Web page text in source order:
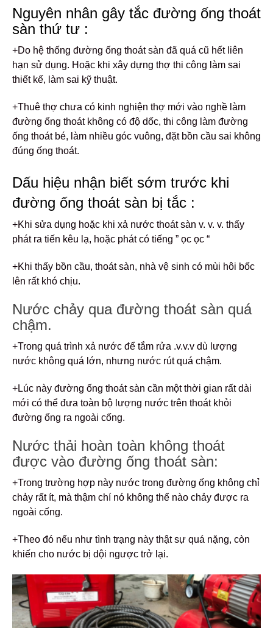
Nguyên nhân gây tắc đường ống thoát
sàn thứ tư :
+Do hệ thống đường ống thoát sàn đã quá cũ hết liên
hạn sử dụng. Hoặc khi xây dựng thợ thi công làm sai
thiết kế, làm sai kỹ thuật.
+Thuê thợ chưa có kinh nghiện thợ mới vào nghề làm
đường ống thoát không có độ dốc, thi công làm đường
ống thoát bé, làm nhiều góc vuông, đặt bồn cầu sai không
đúng ống thoát.
Dấu hiệu nhận biết sớm trước khi
đường ống thoát sàn bị tắc :
+Khi sửa dụng hoặc khi xả nước thoát sàn v. v. v. thấy
phát ra tiến kêu lạ, hoặc phát có tiếng ” ọc ọc “
+Khi thấy bồn cầu, thoát sàn, nhà vệ sinh có mùi hôi bốc
lên rất khó chịu.
Nước chảy qua đường thoát sàn quá
chậm.
+Trong quá trình xả nước để tắm rửa .v.v.v dù lượng
nước không quá lớn, nhưng nước rút quá chậm.
+Lúc này đường ống thoát sàn cần một thời gian rất dài
mới có thể đưa toàn bộ lượng nước trên thoát khỏi
đường ống ra ngoài cống.
Nước thải hoàn toàn không thoát
được vào đường ống thoát sàn:
+Trong trường hợp này nước trong đường ống không chỉ
chảy rất ít, mà thậm chí nó không thể nào chảy được ra
ngoài cống.
+Theo đó nếu như tình trạng này thật sự quá nặng, còn
khiến cho nước bị dội ngược trở lại.